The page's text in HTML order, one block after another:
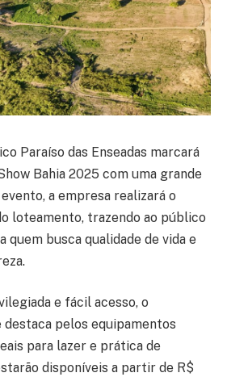
Paraíso das Enseadas marcará
Bahia 2025 com uma grande
a empresa realizará o
loteamento, trazendo ao público
quem busca qualidade de vida e
e fácil acesso, o
pelos equipamentos
para lazer e prática de
disponíveis a partir de R$